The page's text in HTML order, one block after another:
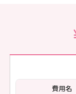
費用名